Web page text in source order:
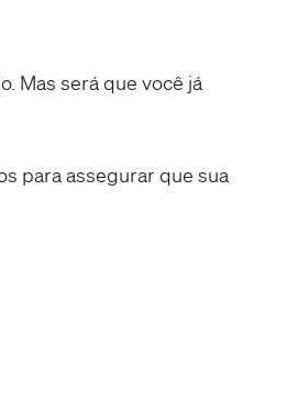
Mas será que você já
para assegurar que sua